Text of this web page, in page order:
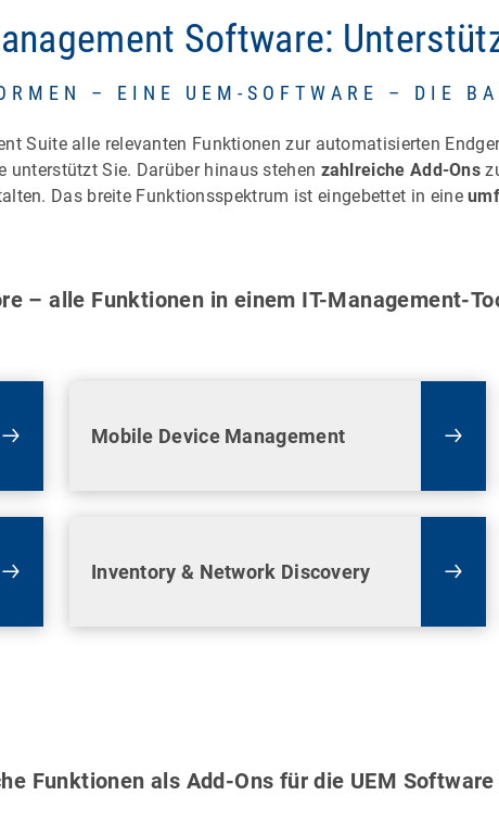
Software:
– EINE UEM-SOFTWARE – DIE
Suite alle relevanten Funktionen zur automatisierten
unterstützt Sie. Darüber hinaus stehen zahlreiche Add-Ons
Das breite Funktionsspektrum ist eingebettet in eine
– alle Funktionen in einem IT-Management-
Mobile Device Management
Inventory & Network Discovery
Funktionen als Add-Ons für die UEM